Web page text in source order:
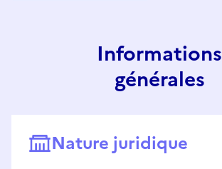
Informations
générales
Nature juridique